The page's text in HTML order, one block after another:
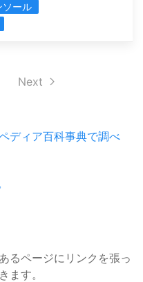
ソール
Next
ディア百科事典で調べ
るページにリンクを張っ
ます。